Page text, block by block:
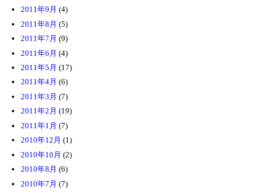
2011年9月 (4)
2011年8月 (5)
2011年7月 (9)
2011年6月 (4)
2011年5月 (17)
2011年4月 (6)
2011年3月 (7)
2011年2月 (19)
2011年1月 (7)
2010年12月 (1)
2010年10月 (2)
2010年8月 (6)
2010年7月 (7)